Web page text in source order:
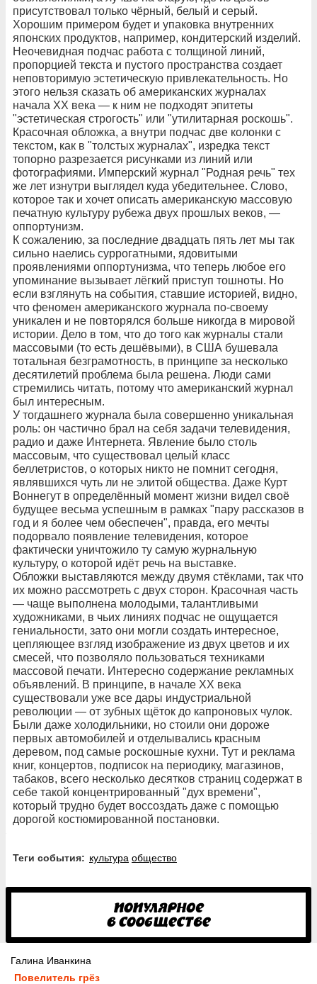
присутствовал только чёрный, белый и серый.
Хорошим примером будет и упаковка внутренних
японских продуктов, например, кондитерский изделий.
Неочевидная подчас работа с толщиной линий,
пропорцией текста и пустого пространства создает
неповторимую эстетическую привлекательность. Но
этого нельзя сказать об американских журналах
начала ХХ века — к ним не подходят эпитеты
"эстетическая строгость" или "утилитарная роскошь".
Красочная обложка, а внутри подчас две колонки с
текстом, как в "толстых журналах", изредка текст
топорно разрезается рисунками из линий или
фотографиями. Имперский журнал "Родная речь" тех
же лет изнутри выглядел куда убедительнее. Слово,
которое так и хочет описать американскую массовую
печатную культуру рубежа двух прошлых веков, —
оппортунизм.
К сожалению, за последние двадцать пять лет мы так
сильно наелись суррогатными, ядовитыми
проявлениями оппортунизма, что теперь любое его
упоминание вызывает лёгкий приступ тошноты. Но
если взглянуть на события, ставшие историей, видно,
что феномен американского журнала по-своему
уникален и не повторялся больше никогда в мировой
истории. Дело в том, что до того как журналы стали
массовыми (то есть дешёвыми), в США бушевала
тотальная безграмотность, в принципе за несколько
десятилетий проблема была решена. Люди сами
стремились читать, потому что американский журнал
был интересным.
У тогдашнего журнала была совершенно уникальная
роль: он частично брал на себя задачи телевидения,
радио и даже Интернета. Явление было столь
массовым, что существовал целый класс
беллетристов, о которых никто не помнит сегодня,
являвшихся чуть ли не элитой общества. Даже Курт
Воннегут в определённый момент жизни видел своё
будущее весьма успешным в рамках "пару рассказов в
год и я более чем обеспечен", правда, его мечты
подорвало появление телевидения, которое
фактически уничтожило ту самую журнальную
культуру, о которой идёт речь на выставке.
Обложки выставляются между двумя стёклами, так что
их можно рассмотреть с двух сторон. Красочная часть
— чаще выполнена молодыми, талантливыми
художниками, в чьих линиях подчас не ощущается
гениальности, зато они могли создать интересное,
цепляющее взгляд изображение из двух цветов и их
смесей, что позволяло пользоваться техниками
массовой печати. Интересно содержание рекламных
объявлений. В принципе, в начале ХХ века
существовали уже все дары индустриальной
революции — от зубных щёток до капроновых чулок.
Были даже холодильники, но стоили они дороже
первых автомобилей и отделывались красным
деревом, под самые роскошные кухни. Тут и реклама
книг, концертов, подписок на периодику, магазинов,
табаков, всего несколько десятков страниц содержат в
себе такой концентрированный "дух времени",
который трудно будет воссоздать даже с помощью
дорогой костюмированной постановки.
Теги события: культура общество
Галина Иванкина
Повелитель грёз